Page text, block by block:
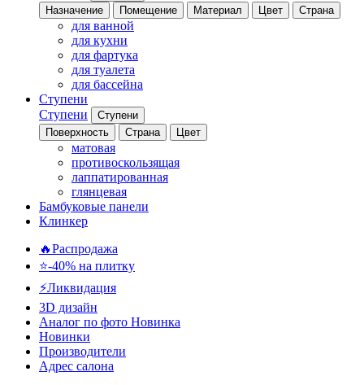
Назначение
Помещение Материал Цвет Страна
для ванной
для кухни
для фартука
для туалета
для бассейна
Ступени
Ступени
Ступени
Поверхность
Страна Цвет
матовая
противоскользящая
лаппатированная
глянцевая
Бамбуковые панели
Клинкер
🔥Распродажа
⭐-40% на плитку
⚡️Ликвидация
3D дизайн
Аналог по фото Новинка
Новинки
Производители
Адрес салона